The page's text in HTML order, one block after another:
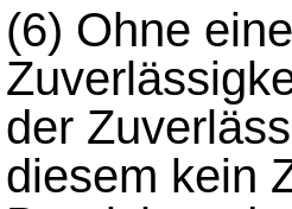
(6) Ohne
der
diesem kein